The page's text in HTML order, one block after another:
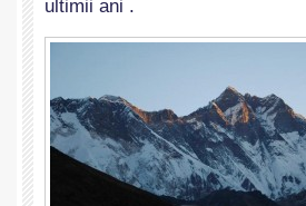
ultimii ani .